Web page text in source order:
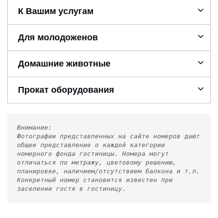
К Вашим услугам
Для молодоженов
Домашние животные
Прокат оборудования
Внимание:
Фотографии представленных на сайте номеров дают
общее представление о каждой категории
номерного фонда гостиницы. Номера могут
отличаться по метражу, цветовому решению,
планировке, наличием/отсутствием балкона и т.п.
Конкретный номер становится известен при
заселении гостя в гостиницу.